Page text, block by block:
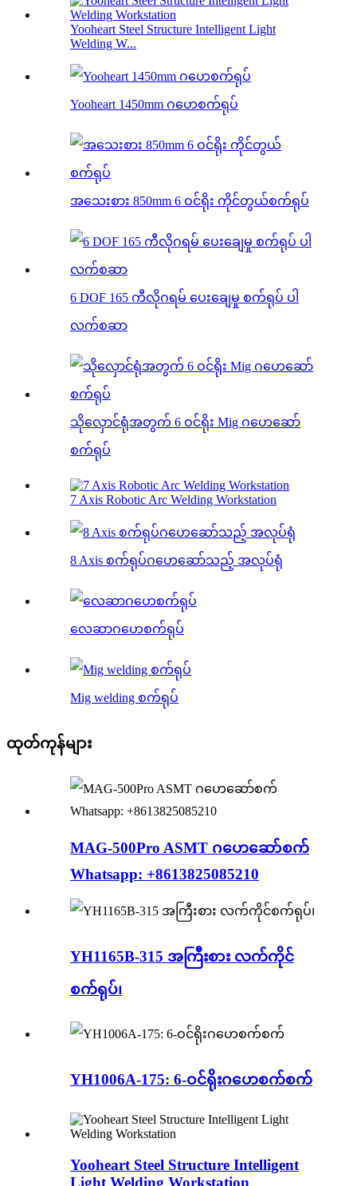
Yooheart Steel Structure Intelligent Light
Welding W...
Yooheart 1450mm ဂဟေစက်ရုပ်
အသေးစား 850mm 6 ဝင်ရိုး ကိုင်တွယ်စက်ရုပ်
6 DOF 165 ကီလိုဂရမ် ပေးချေမှု စက်ရုပ် ပါ
လက်စဆာ
သိုလှောင်ရုံအတွက် 6 ဝင်ရိုး Mig ဂဟေဆော်
စက်ရုပ်
7 Axis Robotic Arc Welding Workstation
8 Axis စက်ရုပ်ဂဟေဆော်သည့် အလုပ်ရုံ
လေဆာဂဟေစက်ရုပ်
Mig welding စက်ရုပ်
ထုတ်ကုန်များ
MAG-500Pro ASMT ဂဟေဆော်စက်
Whatsapp: +8613825085210
YH1165B-315 အကြီးစား လက်ကိုင်
စက်ရုပ်၊
YH1006A-175: 6-ဝင်ရိုးဂဟေစက်စက်
Yooheart Steel Structure Intelligent
Light Welding Workstation